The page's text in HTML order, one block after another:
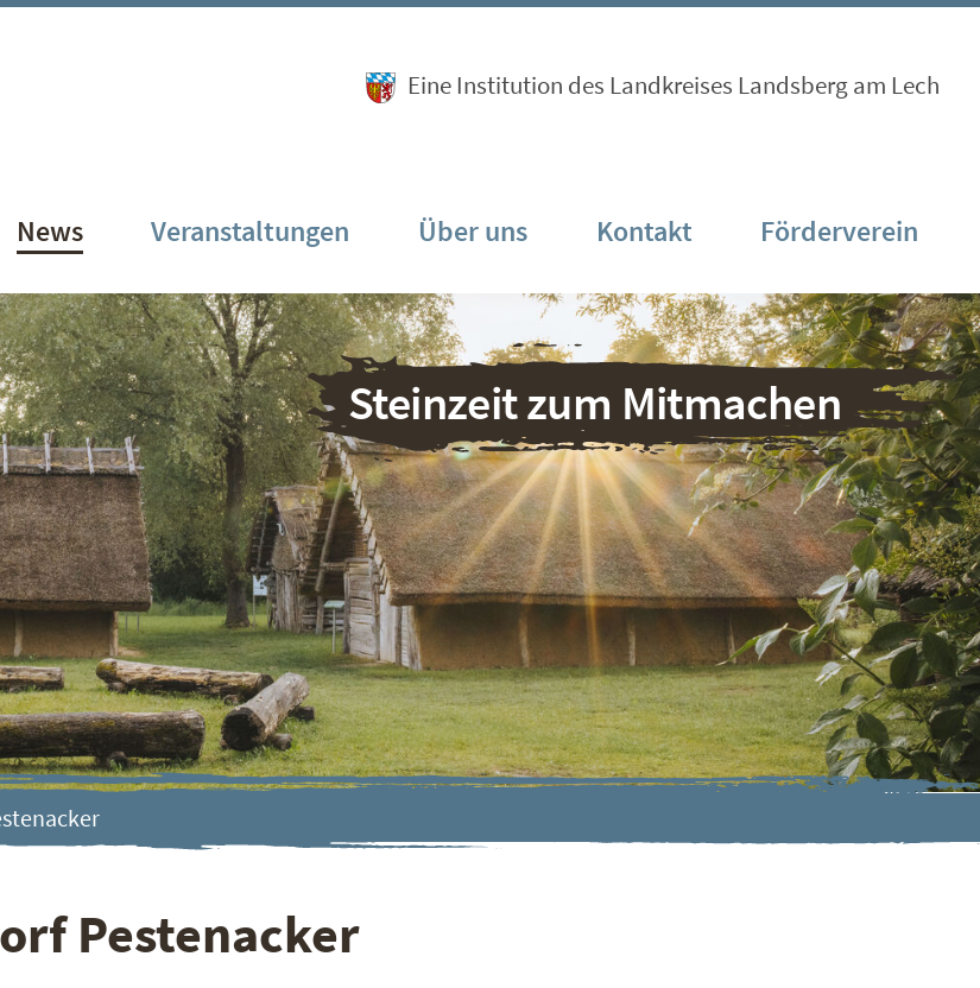
Eine Institution des Landkreises Landsberg am Lech
News Veranstaltungen Über uns Kontakt Förderverein
Steinzeit zum Mitmachen
Pestenacker